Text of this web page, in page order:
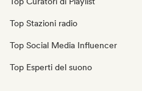
Top Stazioni radio
Top Social Media Influencer
Top Esperti del suono